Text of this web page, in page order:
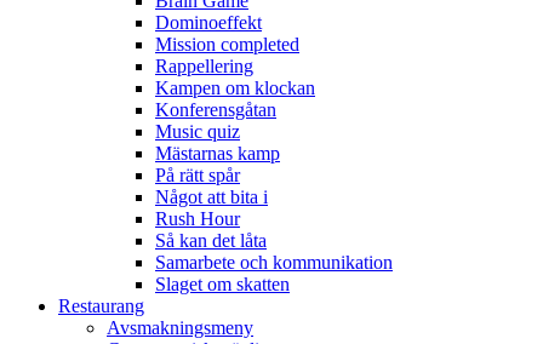
Dominoeffekt
Mission completed
Rappellering
Kampen om klockan
Konferensgåtan
Music quiz
Mästarnas kamp
På rätt spår
Något att bita i
Rush Hour
Så kan det låta
Samarbete och kommunikation
Slaget om skatten
Restaurang
Avsmakningsmeny